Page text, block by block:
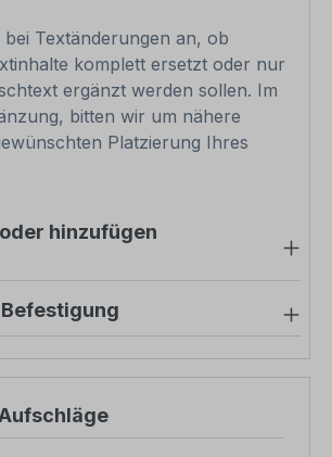
bei Textänderungen an, ob
komplett ersetzt oder nur
ergänzt werden sollen. Im
bitten wir um nähere
Platzierung Ihres
hinzufügen